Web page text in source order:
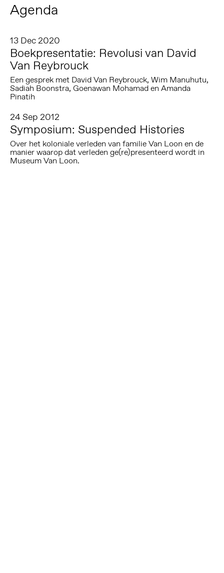
Agenda
13 Dec 2020
Boekpresentatie: Revolusi van David
Van Reybrouck
Een gesprek met David Van Reybrouck, Wim Manuhutu,
Sadiah Boonstra, Goenawan Mohamad en Amanda
Pinatih
24 Sep 2012
Symposium: Suspended Histories
Over het koloniale verleden van familie Van Loon en de
manier waarop dat verleden ge(re)presenteerd wordt in
Museum Van Loon.